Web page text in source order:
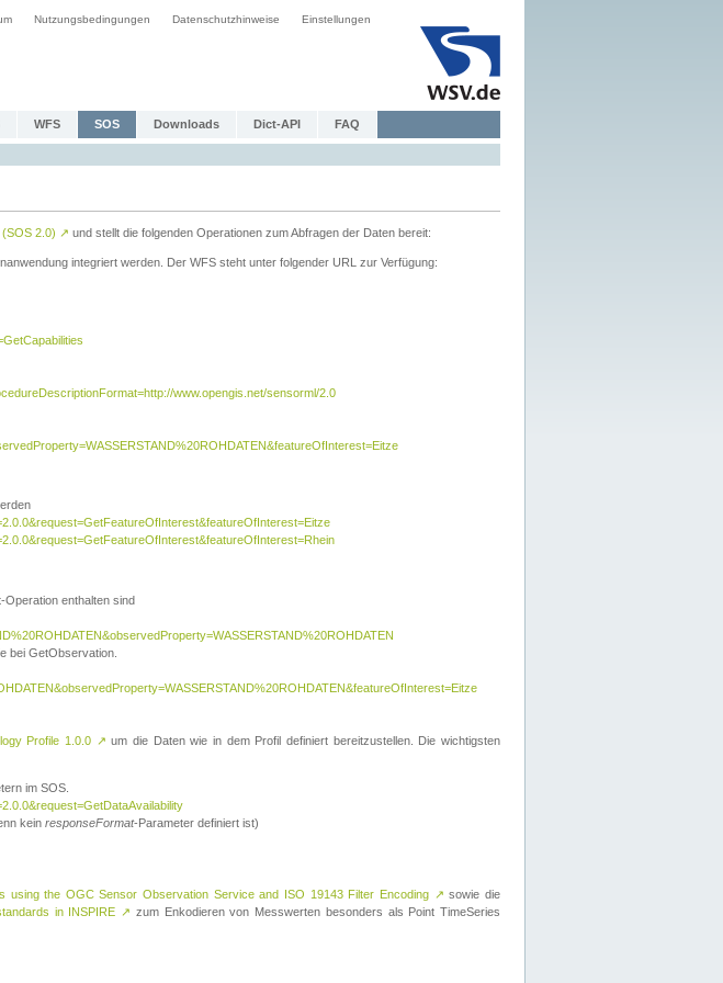
Nutzungsbedingungen Datenschutzhinweise Einstellungen
WFS SOS Downloads Dict-API FAQ
2.0) ↗ und stellt die folgenden Operationen zum Abfragen der Daten bereit:
integriert werden. Der WFS steht unter folgender URL zur Verfügung:
www.opengis.net/sensorml/2.0
Operation enthalten sind
bei GetObservation.
Profile 1.0.0 ↗ um die Daten wie in dem Profil definiert bereitzustellen. Die wichtigsten
im SOS.
kein responseFormat-Parameter definiert ist)
using the OGC Sensor Observation Service and ISO 19143 Filter Encoding ↗ sowie die
in INSPIRE ↗ zum Enkodieren von Messwerten besonders als Point TimeSeries